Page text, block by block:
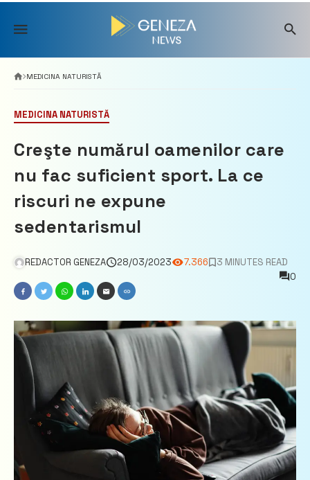
Skip
content
MEDICINA NATURISTĂ
MEDICINA NATURISTĂ
Creşte numărul oamenilor care
nu fac suficient sport. La ce
riscuri ne expune
sedentarismul
REDACTOR GENEZA 28/03/2023 7.366
3 MINUTES READ
0